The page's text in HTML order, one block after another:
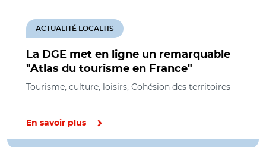
La DGE met en ligne un remarquable
"Atlas du tourisme en France"
ACTUALITÉ LOCALTIS
Tourisme, culture, loisirs, Cohésion des territoires
En savoir plus